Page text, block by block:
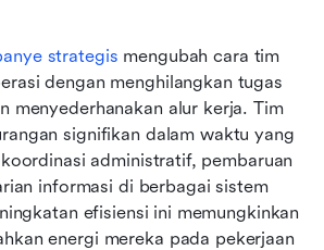
strategis mengubah cara tim
dengan menghilangkan tugas
menyederhanakan alur kerja. Tim
signifikan dalam waktu yang
administratif, pembaruan
informasi di berbagai sistem
efisiensi ini memungkinkan
energi mereka pada pekerjaan